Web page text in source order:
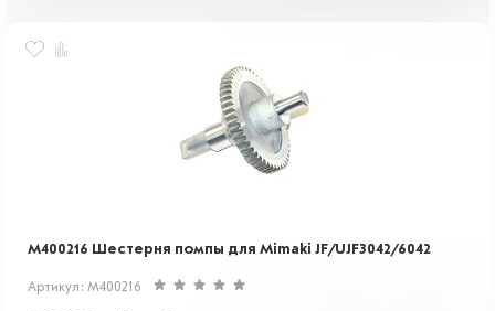
M400216 Шестерня помпы для Mimaki JF/UJF3042/6042
Артикул: M400216